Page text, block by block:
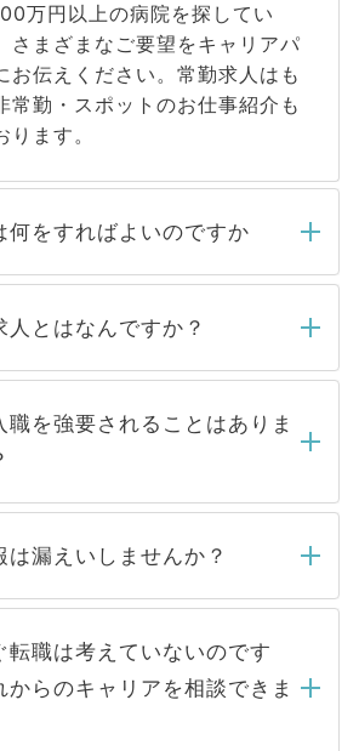
万円以上の病院を探してい
さまざまなご要望をキャリアパ
お伝えください。常勤求人はも
常勤・スポットのお仕事紹介も
ます。
何をすればよいのですか
だきましたら、弊社担当者がご
確認し、その後メールもしくは
、5営業日以内にはご連絡をせて
すので、しばらくお待ちくださ
人とはなんですか？
で取り扱っている求人の
は、Webサイトからご覧いただ
公開求人」です。非公開求人は
によって、一般には公開してい
を避けるため 人気のある医療機
てしまうと、応募が殺到する場
関が求める条件に合った人材の
介会社に依頼するケースが増え
職を強要されることはありま
を強要することは一切ありませ
仮に応募先から内定をいただい
る必要はありません。内定先へ
絡はキャリアパートナーが行い
は漏えいしませんか？
漏えいすることはありませんの
ください。当サイトからの登録
したご登録者様の個人情報は、
ャリアアップおよび転職活動の
に使用いたします。お預かりし
転職は考えていないのです
からのキャリアを相談できま